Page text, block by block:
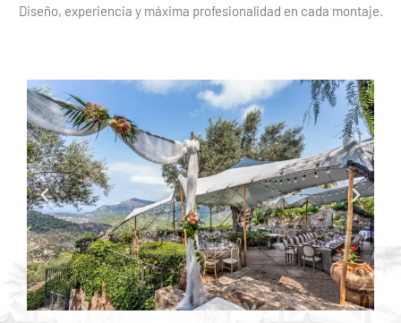
Diseño, experiencia y máxima profesionalidad en cada montaje.